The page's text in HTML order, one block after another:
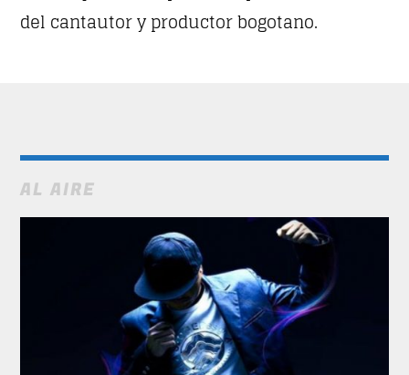
5
SEE ALL
del cantautor y productor bogotano.
AL AIRE